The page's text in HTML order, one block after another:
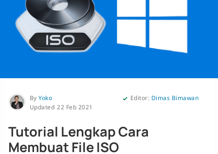
ByYoko
22 Feb 2021
Editor: Dimas Bimawan
Tutorial Lengkap Cara
Membuat File ISO